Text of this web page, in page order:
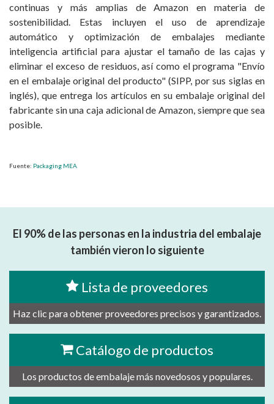
continuas y más amplias de Amazon en materia de
sostenibilidad. Estas incluyen el uso de aprendizaje
automático y optimización de embalajes mediante
inteligencia artificial para ajustar el tamaño de las cajas y
eliminar el exceso de residuos, así como el programa "Envío
en el embalaje original del producto" (SIPP, por sus siglas en
inglés), que entrega los artículos en su embalaje original del
fabricante sin una caja adicional de Amazon, siempre que sea
posible.
Fuente: Packaging MEA
El 90% de las personas en la industria del embalaje
también vieron lo siguiente
Lista de proveedores
Haz clic para obtener proveedores precisos y garantizados.
Catálogo de productos
Los productos de embalaje más novedosos y populares.